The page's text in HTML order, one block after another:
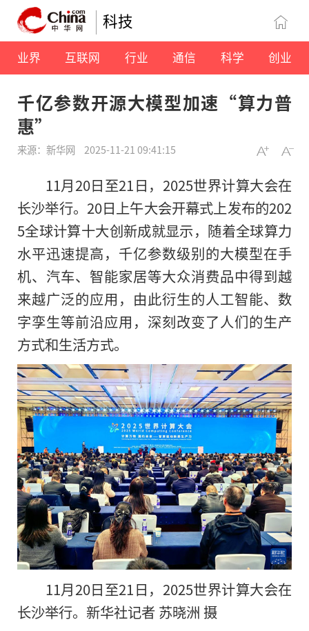
科技
业界 互联网 行业 通信 科学 创业
千亿参数开源大模型加速“算力普
惠”
来源：新华网 2025-11-21 09:41:15
11月20日至21日，2025世界计算大会在
长沙举行。20日上午大会开幕式上发布的202
5全球计算十大创新成就显示，随着全球算力
水平迅速提高，千亿参数级别的大模型在手
机、汽车、智能家居等大众消费品中得到越
来越广泛的应用，由此衍生的人工智能、数
字孪生等前沿应用，深刻改变了人们的生产
方式和生活方式。
11月20日至21日，2025世界计算大会在
长沙举行。新华社记者 苏晓洲 摄